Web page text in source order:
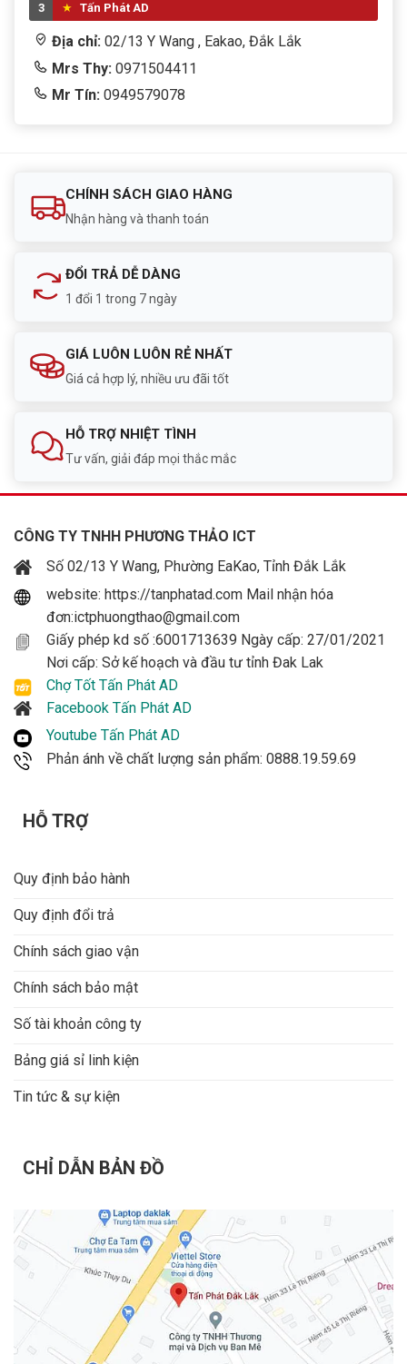
3 Tấn Phát AD
Địa chỉ: 02/13 Y Wang , Eakao, Đắk Lắk
Mrs Thy: 0971504411
Mr Tín: 0949579078
CHÍNH SÁCH GIAO HÀNG
Nhận hàng và thanh toán
ĐỔI TRẢ DỄ DÀNG
1 đổi 1 trong 7 ngày
GIÁ LUÔN LUÔN RẺ NHẤT
Giá cả hợp lý, nhiều ưu đãi tốt
HỖ TRỢ NHIỆT TÌNH
Tư vấn, giải đáp mọi thắc mắc
CÔNG TY TNHH PHƯƠNG THẢO ICT
Số 02/13 Y Wang, Phường EaKao, Tỉnh Đắk Lắk
website: https://tanphatad.com Mail nhận hóa
đơn:ictphuongthao@gmail.com
Giấy phép kd số :6001713639 Ngày cấp: 27/01/2021
Nơi cấp: Sở kế hoạch và đầu tư tỉnh Đak Lak
Chợ Tốt Tấn Phát AD
Facebook Tấn Phát AD
Youtube Tấn Phát AD
Phản ánh về chất lượng sản phẩm: 0888.19.59.69
HỖ TRỢ
Quy định bảo hành
Quy định đổi trả
Chính sách giao vận
Chính sách bảo mật
Số tài khoản công ty
Bảng giá sỉ linh kiện
Tin tức & sự kiện
CHỈ DẪN BẢN ĐỒ